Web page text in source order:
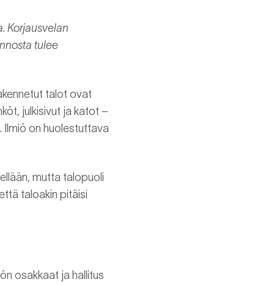
Korjausvelan
tulee
talot ovat
julkisivut ja katot –
Ilmiö on huolestuttava
mutta talopuoli
taloakin pitäisi
osakkaat ja hallitus